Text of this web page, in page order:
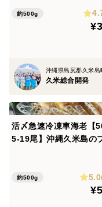
活き車海老はお刺身
【活き車海老のご注
①必ず、お届け指定
約7cm】【加熱調理用
約500g
久米総合開発
活〆急速冷凍車海老【
5-19尾】沖縄久米島の
【真空パック】【お刺
【専用化粧箱】【熨斗
約500g 5.0